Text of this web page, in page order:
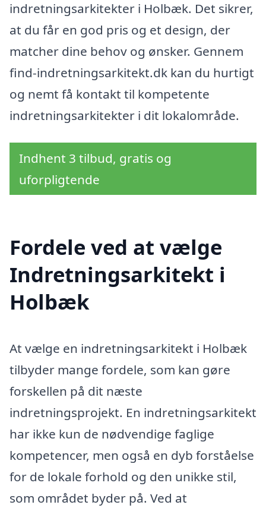
indretningsarkitekter i Holbæk. Det sikrer,
at du får en god pris og et design, der
matcher dine behov og ønsker. Gennem
find-indretningsarkitekt.dk kan du hurtigt
og nemt få kontakt til kompetente
indretningsarkitekter i dit lokalområde.
Indhent 3 tilbud, gratis og
uforpligtende
Fordele ved at vælge
Indretningsarkitekt i
Holbæk
At vælge en indretningsarkitekt i Holbæk
tilbyder mange fordele, som kan gøre
forskellen på dit næste
indretningsprojekt. En indretningsarkitekt
har ikke kun de nødvendige faglige
kompetencer, men også en dyb forståelse
for de lokale forhold og den unikke stil,
som området byder på. Ved at